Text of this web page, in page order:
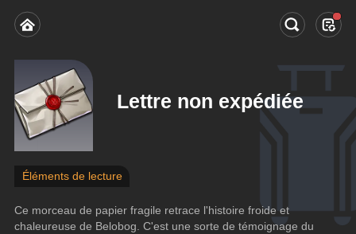
Lettre non expédiée
Éléments de lecture
Ce morceau de papier fragile retrace l'histoire froide et
chaleureuse de Belobog. C'est une sorte de témoignage du